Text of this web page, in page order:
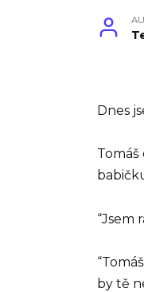
Dnes
“Jsem
by tě